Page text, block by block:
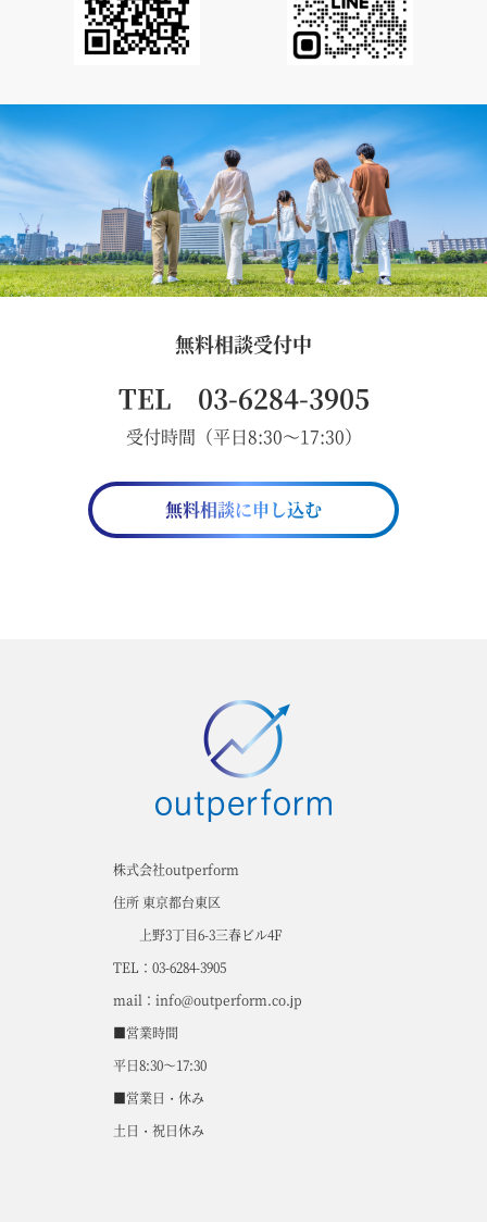
無料相談受付中
TEL 03-6284-3905
受付時間（平日8:30～17:30）
無料相談に申し込む
株式会社outperform
住所 東京都台東区
上野3丁目6-3三春ビル4F
TEL：03-6284-3905
mail：info@outperform.co.jp
■営業時間
平日8:30～17:30
■営業日・休み
土日・祝日休み